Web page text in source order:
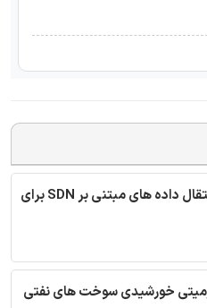
ترجمه مقاله امنیت انتقال داده های مبتنی بر SDN برای
خورشیدی سوخت های نفتی